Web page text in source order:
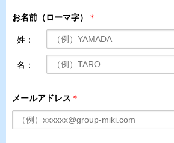
お名前（ローマ字） ＊
姓：
名：
メールアドレス ＊